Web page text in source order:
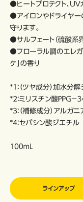
ラインアップ
●ヒートプロテクト、UV
●アイロンやドライヤー
守ります。
●サルフェート（硫酸系
●フローラル調のエレガ
ケ」の香り
*1：（ツヤ成分）加水分
*2：ミリスチン酸PPG－
*3：（補修成分）アルガ
*4：セバシン酸ジエチル
100mL